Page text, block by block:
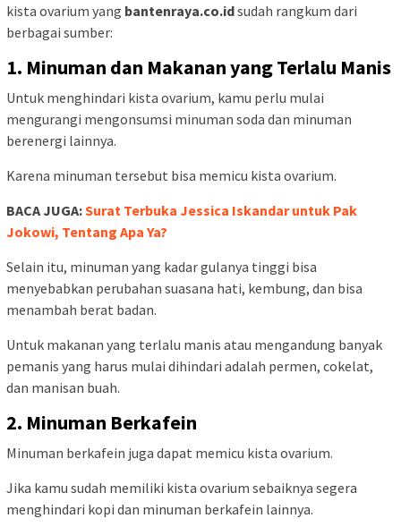
kista ovarium yang bantenraya.co.idsudah rangkum dari
berbagai sumber:
1. Minuman dan Makanan yang Terlalu Manis
Untuk menghindari kista ovarium, kamu perlu mulai
mengurangi mengonsumsi minuman soda dan minuman
berenergi lainnya.
Karena minuman tersebut bisa memicu kista ovarium.
BACA JUGA:Surat Terbuka Jessica Iskandar untuk Pak
Jokowi, Tentang Apa Ya?
Selain itu, minuman yang kadar gulanya tinggi bisa
menyebabkan perubahan suasana hati, kembung, dan bisa
menambah berat badan.
Untuk makanan yang terlalu manis atau mengandung banyak
pemanis yang harus mulai dihindari adalah permen, cokelat,
dan manisan buah.
2. Minuman Berkafein
Minuman berkafein juga dapat memicu kista ovarium.
Jika kamu sudah memiliki kista ovarium sebaiknya segera
menghindari kopi dan minuman berkafein lainnya.